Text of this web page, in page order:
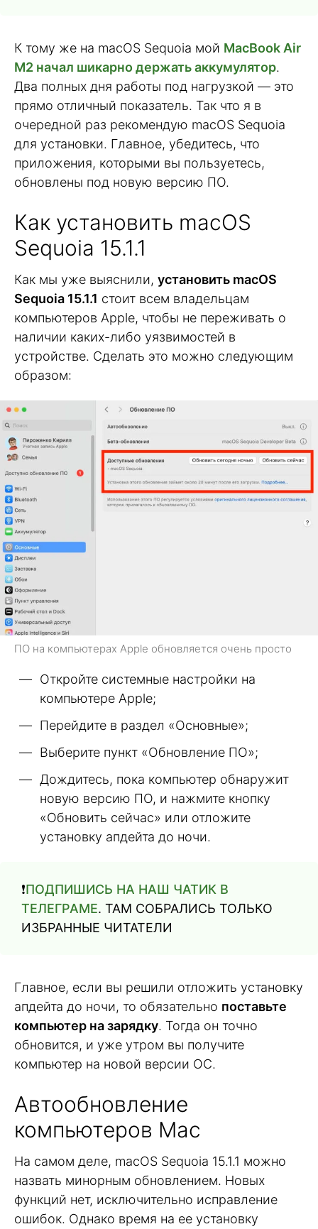
К тому же на macOS Sequoia мой MacBook Air
M2 начал шикарно держать аккумулятор.
Два полных дня работы под нагрузкой — это
прямо отличный показатель. Так что я в
очередной раз рекомендую macOS Sequoia
для установки. Главное, убедитесь, что
приложения, которыми вы пользуетесь,
обновлены под новую версию ПО.
Как установить macOS
Sequoia 15.1.1
Как мы уже выяснили, установить macOS
Sequoia 15.1.1 стоит всем владельцам
компьютеров Apple, чтобы не переживать о
наличии каких-либо уязвимостей в
устройстве. Сделать это можно следующим
образом:
ПО на компьютерах Apple обновляется очень просто
Откройте системные настройки на
компьютере Apple;
Перейдите в раздел «Основные»;
Выберите пункт «Обновление ПО»;
Дождитесь, пока компьютер обнаружит
новую версию ПО, и нажмите кнопку
«Обновить сейчас» или отложите
установку апдейта до ночи.
❗️ПОДПИШИСЬ НА НАШ ЧАТИК В
ТЕЛЕГРАМЕ. ТАМ СОБРАЛИСЬ ТОЛЬКО
ИЗБРАННЫЕ ЧИТАТЕЛИ
Главное, если вы решили отложить установку
апдейта до ночи, то обязательно поставьте
компьютер на зарядку. Тогда он точно
обновится, и уже утром вы получите
компьютер на новой версии ОС.
Автообновление
компьютеров Mac
На самом деле, macOS Sequoia 15.1.1 можно
назвать минорным обновлением. Новых
функций нет, исключительно исправление
ошибок. Однако время на ее установку